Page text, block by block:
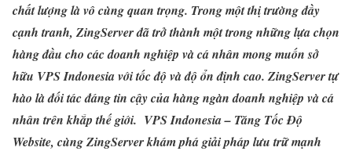
chất lượng là vô cùng quan trọng. Trong một thị trường đầy
cạnh tranh, ZingServer đã trở thành một trong những lựa chọn
hàng đầu cho các doanh nghiệp và cá nhân mong muốn sở
hữu VPS Indonesia với tốc độ và độ ổn định cao. ZingServer tự
hào là đối tác đáng tin cậy của hàng ngàn doanh nghiệp và cá
nhân trên khắp thế giới. VPS Indonesia – Tăng Tốc Độ
Website, cùng ZingServer khám phá giải pháp lưu trữ mạnh